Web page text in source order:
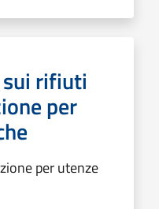
sui rifiuti
per
per utenze